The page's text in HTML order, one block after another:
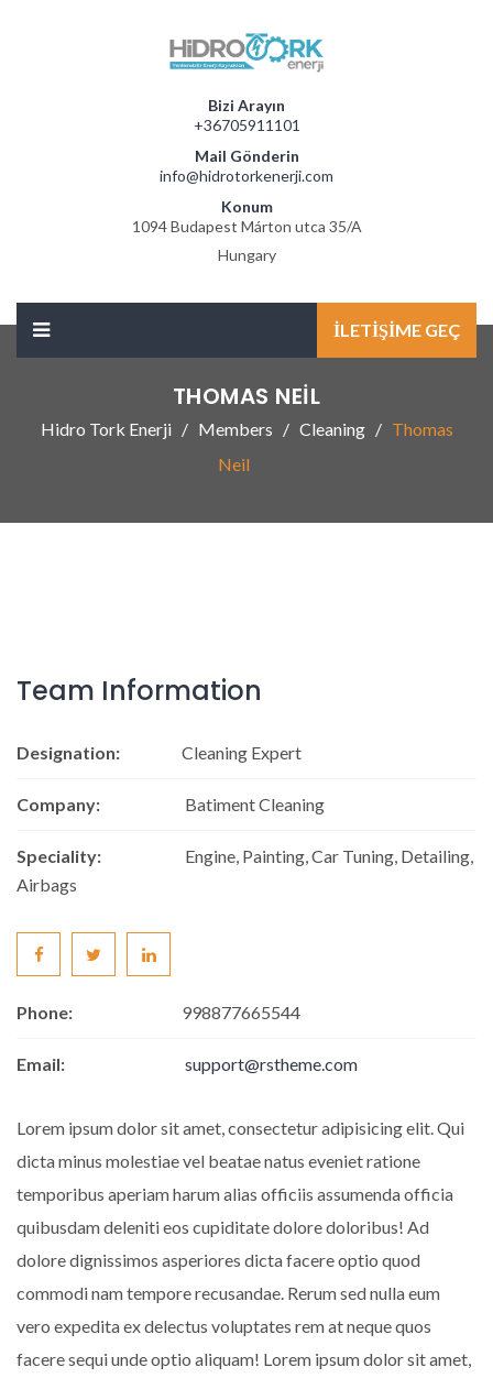
Bizi Arayın
+36705911101
Mail Gönderin
info@hidrotorkenerji.com
Konum
1094 Budapest Márton utca 35/A
Hungary
İLETIŞIME GEÇ
THOMAS NEIL
Hidro Tork Enerji Members Cleaning
Thomas
Neil
Team Information
Designation: Cleaning Expert
Company: Batiment Cleaning
Speciality:
Engine, Painting, Car Tuning, Detailing,
Airbags
Phone: 998877665544
Email: support@rstheme.com
Lorem ipsum dolor sit amet, consectetur adipisicing elit. Qui
dicta minus molestiae vel beatae natus eveniet ratione
temporibus aperiam harum alias officiis assumenda officia
quibusdam deleniti eos cupiditate dolore doloribus! Ad
dolore dignissimos asperiores dicta facere optio quod
commodi nam tempore recusandae. Rerum sed nulla eum
vero expedita ex delectus voluptates rem at neque quos
facere sequi unde optio aliquam! Lorem ipsum dolor sit amet,